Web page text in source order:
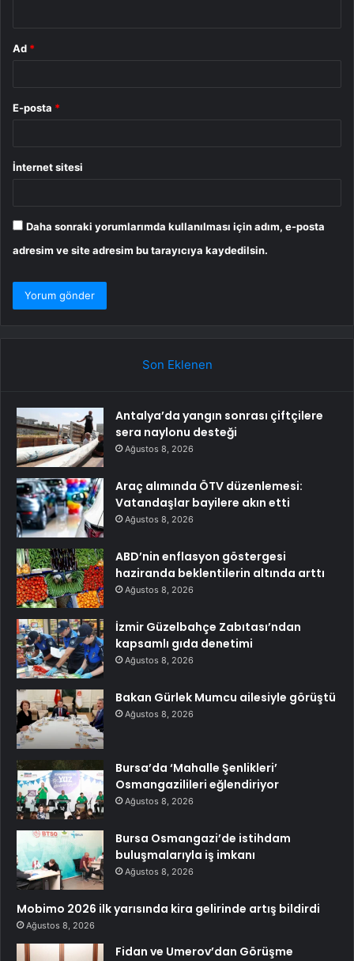
Ad *
E-posta *
İnternet sitesi
Daha sonraki yorumlarımda kullanılması için adım, e-posta
adresim ve site adresim bu tarayıcıya kaydedilsin.
Son Eklenen
Antalya’da yangın sonrası çiftçilere
sera naylonu desteği
Ağustos 8, 2026
Araç alımında ÖTV düzenlemesi:
Vatandaşlar bayilere akın etti
Ağustos 8, 2026
ABD’nin enflasyon göstergesi
haziranda beklentilerin altında arttı
Ağustos 8, 2026
İzmir Güzelbahçe Zabıtası’ndan
kapsamlı gıda denetimi
Ağustos 8, 2026
Bakan Gürlek Mumcu ailesiyle görüştü
Ağustos 8, 2026
Bursa’da ‘Mahalle Şenlikleri’
Osmangazilileri eğlendiriyor
Ağustos 8, 2026
Bursa Osmangazi’de istihdam
buluşmalarıyla iş imkanı
Ağustos 8, 2026
Mobimo 2026 ilk yarısında kira gelirinde artış bildirdi
Ağustos 8, 2026
Fidan ve Umerov’dan Görüşme